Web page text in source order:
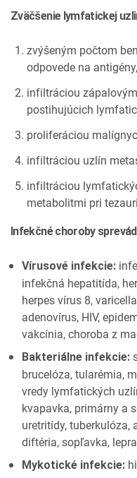
Zväčšenie lymfatickej
zvýšeným počtom
odpovede na antigény,
infiltráciou
postihujúcich
proliferáciou
infiltráciou uzlín
infiltráciou
metabolitmi pri
Infekčné choroby
Vírusové infekcie:
infekčná hepatitída,
herpes vírus 8,
adenovírus, HIV,
vakcínia, choroba z
Bakteriálne infekcie:
brucelóza, tularémia,
vredy lymfatických
kvapavka, primárny a
uretritídy,
diftéria, sopľavka,
Mykotické infekcie: